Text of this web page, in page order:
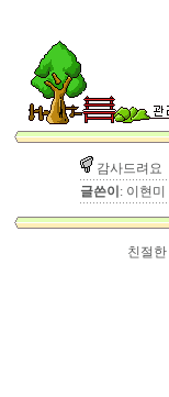
감사드려요
글쓴이 : 이현미
친절